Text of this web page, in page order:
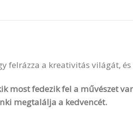
felrázza a kreativitás világát,
most fedezik fel a művészet
megtalálja a kedvencét.